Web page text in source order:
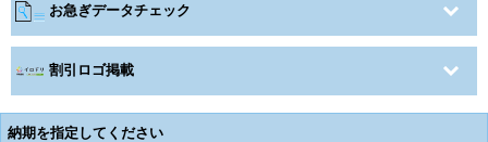
お急ぎデータチェック
割引ロゴ掲載
納期を指定してください